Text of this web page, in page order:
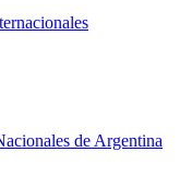
de Argentina